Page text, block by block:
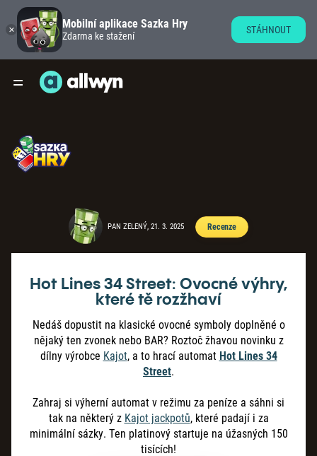
PAN ZELENÝ, 21. 3. 2025 Recenze
Hot Lines 34 Street: Ovocné výhry,
které tě rozžhaví
Nedáš dopustit na klasické ovocné symboly doplněné o
nějaký ten zvonek nebo BAR? Roztoč žhavou novinku z
dílny výrobce Kajot, a to hrací automat Hot Lines 34
Street.
Zahraj si výherní automat v režimu za peníze a sáhni si
tak na některý z Kajot jackpotů, které padají i za
minimální sázky. Ten platinový startuje na úžasných 150
tisících!
Mobilní aplikace Sazka Hry
Zdarma ke stažení
STÁHNOUT